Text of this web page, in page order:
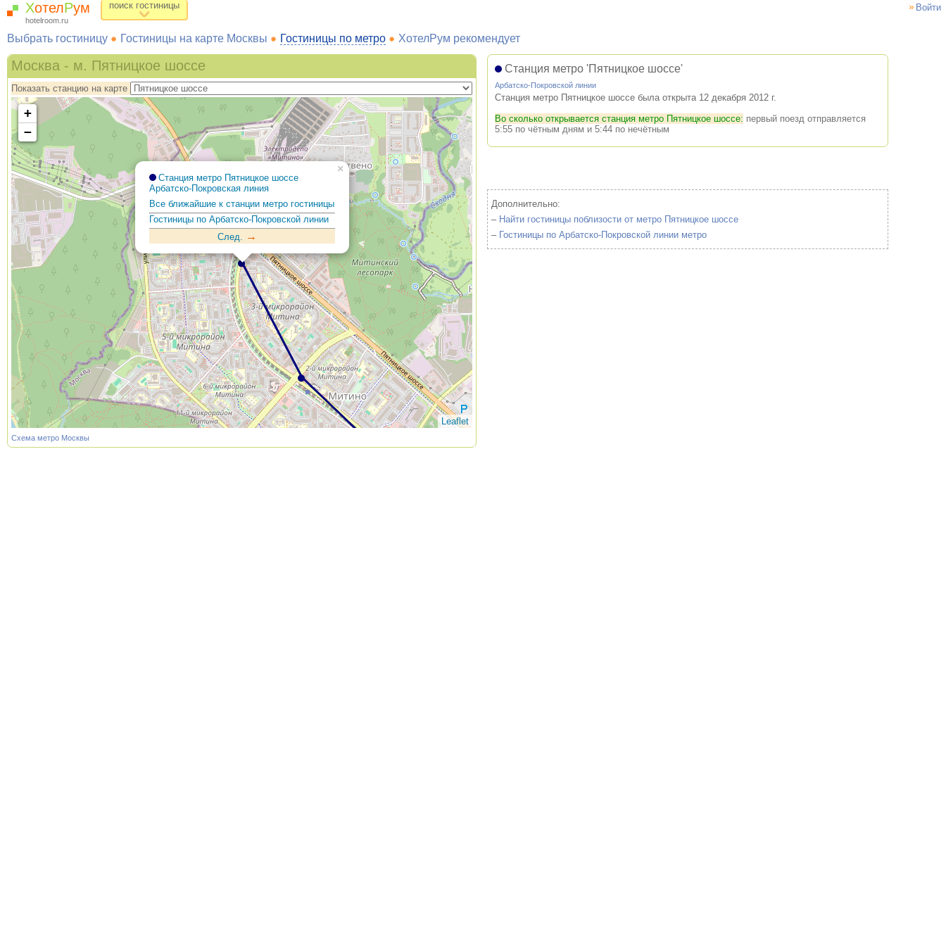
Войти
ХотелРум
hotelroom.ru
поиск гостиницы
Выбрать гостиницу Гостиницы на карте Москвы Гостиницы по метро ХотелРум рекомендует
Москва - м. Пятницкое шоссе
Показать станцию на карте
Станция метро Пятницкое шоссе
Арбатско-Покровская линия
Все ближайшие к станции метро гостиницы
Гостиницы по Арбатско-Покровской линии
След. →
×
+
−
Leaflet
Схема метро Москвы
Станция метро 'Пятницкое шоссе'
Арбатско-Покровской линии
Станция метро Пятницкое шоссе была открыта 12 декабря 2012 г.
Во сколько открывается станция метро Пятницкое шоссе: первый поезд отправляется
5:55 по чётным дням и 5:44 по нечётным
Дополнительно:
– Найти гостиницы поблизости от метро Пятницкое шоссе
– Гостиницы по Арбатско-Покровской линии метро